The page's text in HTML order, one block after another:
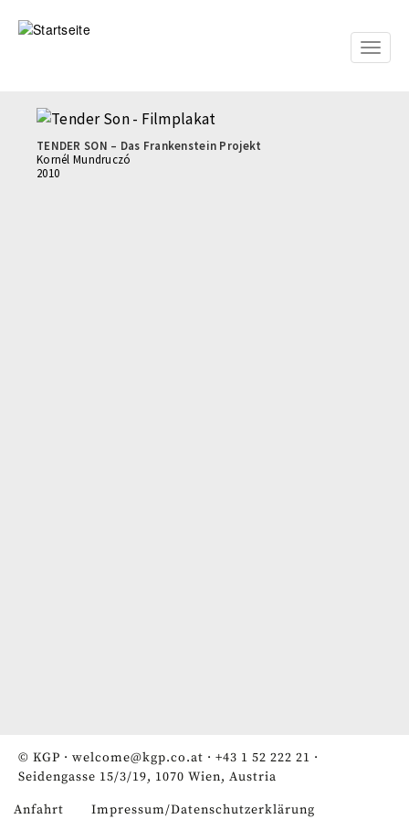
zum
Toggle
TENDER SON – Das Frankenstein Projekt
Kornél Mundruczó
2010
© KGP · welcome@kgp.co.at · +43 1 52 222 21 ·
Seidengasse 15/3/19, 1070 Wien, Austria
Anfahrt Impressum/Datenschutzerklärung